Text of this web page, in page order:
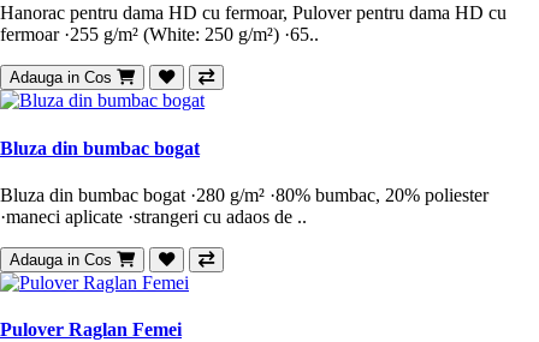
Hanorac pentru dama HD cu fermoar, Pulover pentru dama HD cu
fermoar ·255 g/m² (White: 250 g/m²) ·65..
Adauga in Cos
Bluza din bumbac bogat
Bluza din bumbac bogat ·280 g/m² ·80% bumbac, 20% poliester
·maneci aplicate ·strangeri cu adaos de ..
Adauga in Cos
Pulover Raglan Femei